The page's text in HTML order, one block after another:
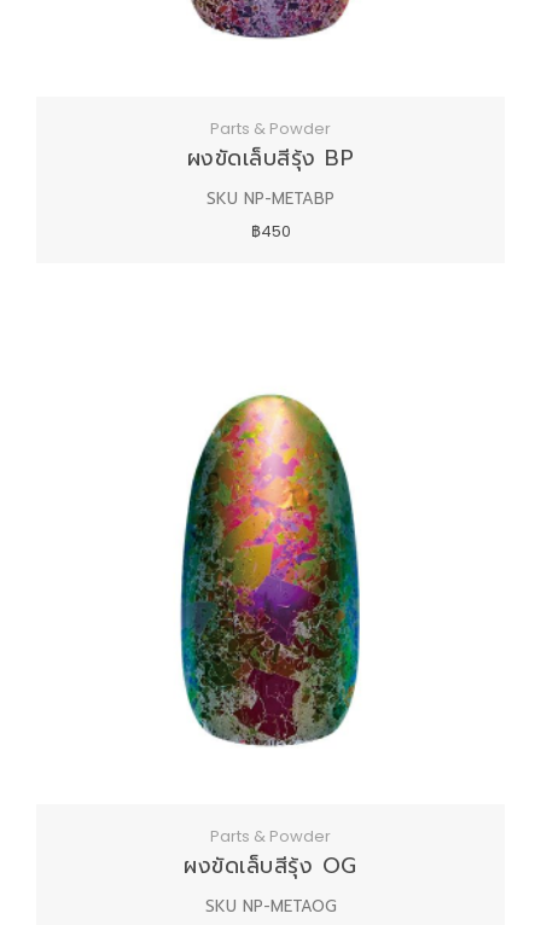
Parts & Powder
ผงขัดเล็บสีรุ้ง BP
SKU NP-METABP
฿450
Parts & Powder
ผงขัดเล็บสีรุ้ง OG
SKU NP-METAOG